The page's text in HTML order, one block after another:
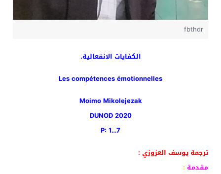
fbthdr
الكفايات الانفعالية.
Les compétences émotionnelles
Moimo Mikolejezak
DUNOD 2020
P: 1…7
ترجمة يوسف العزوزي :
مقدمة :